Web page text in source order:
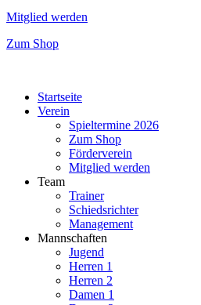
Mitglied werden
Zum Shop
Startseite
Verein
Spieltermine 2026
Zum Shop
Förderverein
Mitglied werden
Team
Trainer
Schiedsrichter
Management
Mannschaften
Jugend
Herren 1
Herren 2
Damen 1